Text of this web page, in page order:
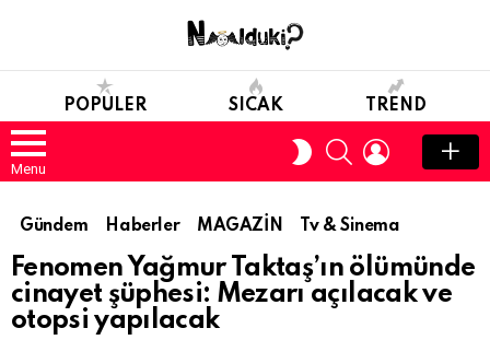
POPULER SICAK TREND
Menu
SWITCH
SKIN
SEARCHLOGIN
Gündem Haberler MAGAZİN Tv & Sinema
Fenomen Yağmur Taktaş’ın ölümünde
cinayet şüphesi: Mezarı açılacak ve
otopsi yapılacak